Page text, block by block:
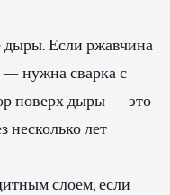
дыры. Если ржавчина
— нужна сварка с
поверх дыры — это
несколько лет
слоем, если